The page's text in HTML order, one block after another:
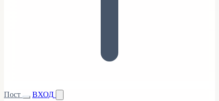
Пост
ВХОД